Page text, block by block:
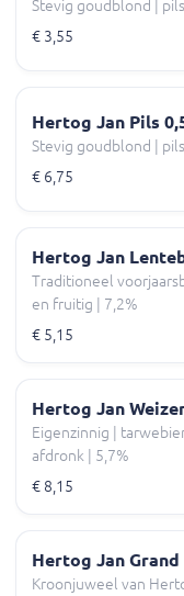
Stevig goudblond |
€ 3,55
Hertog Jan Pils
Stevig goudblond |
€ 6,75
Hertog Jan
Traditioneel
en fruitig | 7,2%
€ 5,15
Hertog Jan
Eigenzinnig |
afdronk | 5,7%
€ 8,15
Hertog Jan
Kroonjuweel van